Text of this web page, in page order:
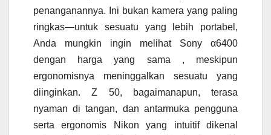
penanganannya. Ini bukan kamera yang paling
ringkas—untuk sesuatu yang lebih portabel,
Anda mungkin ingin melihat Sony α6400
dengan harga yang sama , meskipun
ergonomisnya meninggalkan sesuatu yang
diinginkan. Z 50, bagaimanapun, terasa
nyaman di tangan, dan antarmuka pengguna
serta ergonomis Nikon yang intuitif dikenal